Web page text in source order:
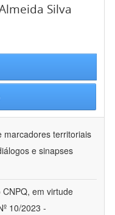
Silva
marcadores territoriais
e sinapses
em virtude
10/2023 -